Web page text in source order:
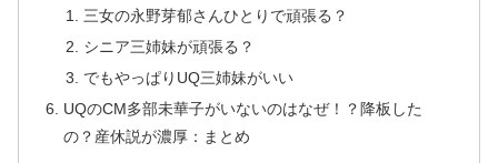
三女の永野芽郁さんひとりで頑張る？
シニア三姉妹が頑張る？
でもやっぱりUQ三姉妹がいい
UQのCM多部未華子がいないのはなぜ！？降板した
の？産休説が濃厚：まとめ